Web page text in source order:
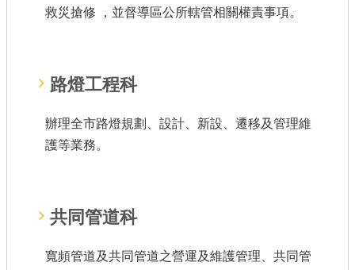
救災搶修 ，並督導區公所轄管相關權責事項。
路燈工程科
辦理全市路燈規劃、設計、新設、遷移及管理維
護等業務。
共同管道科
寬頻管道及共同管道之營運及維護管理、共同管